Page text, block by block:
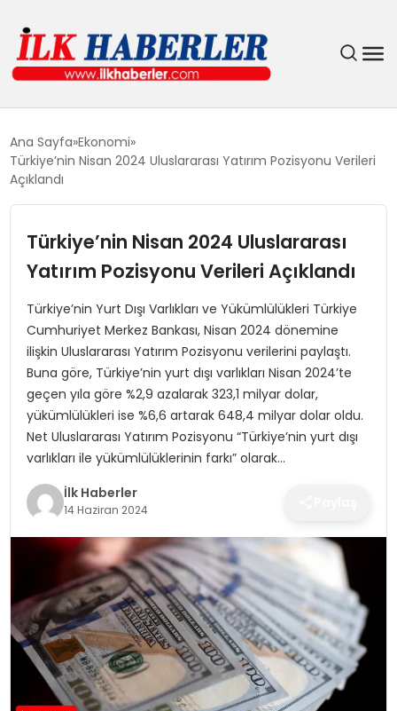
EĞITIM
GÜNDEM
MAGAZIN
SIYASET
SPOR
TEKNOLOJI
YAŞAM
Ana Sayfa Ekonomi
Türkiye’nin Nisan 2024 Uluslararası Yatırım Pozisyonu Verileri
Açıklandı
Türkiye’nin Nisan 2024 Uluslararası
Yatırım Pozisyonu Verileri Açıklandı
Türkiye’nin Yurt Dışı Varlıkları ve Yükümlülükleri Türkiye
Cumhuriyet Merkez Bankası, Nisan 2024 dönemine
ilişkin Uluslararası Yatırım Pozisyonu verilerini paylaştı.
Buna göre, Türkiye’nin yurt dışı varlıkları Nisan 2024’te
geçen yıla göre %2,9 azalarak 323,1 milyar dolar,
yükümlülükleri ise %6,6 artarak 648,4 milyar dolar oldu.
Net Uluslararası Yatırım Pozisyonu “Türkiye’nin yurt dışı
varlıkları ile yükümlülüklerinin farkı” olarak…
İlk Haberler
14 Haziran 2024